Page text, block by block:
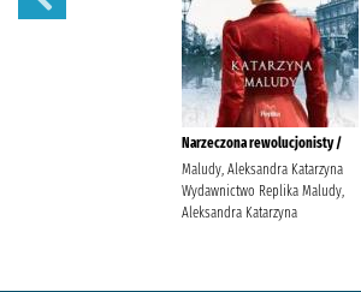
Narzeczona rewolucjonisty /
Maludy, Aleksandra Katarzyna
Wydawnictwo Replika Maludy,
Aleksandra Katarzyna